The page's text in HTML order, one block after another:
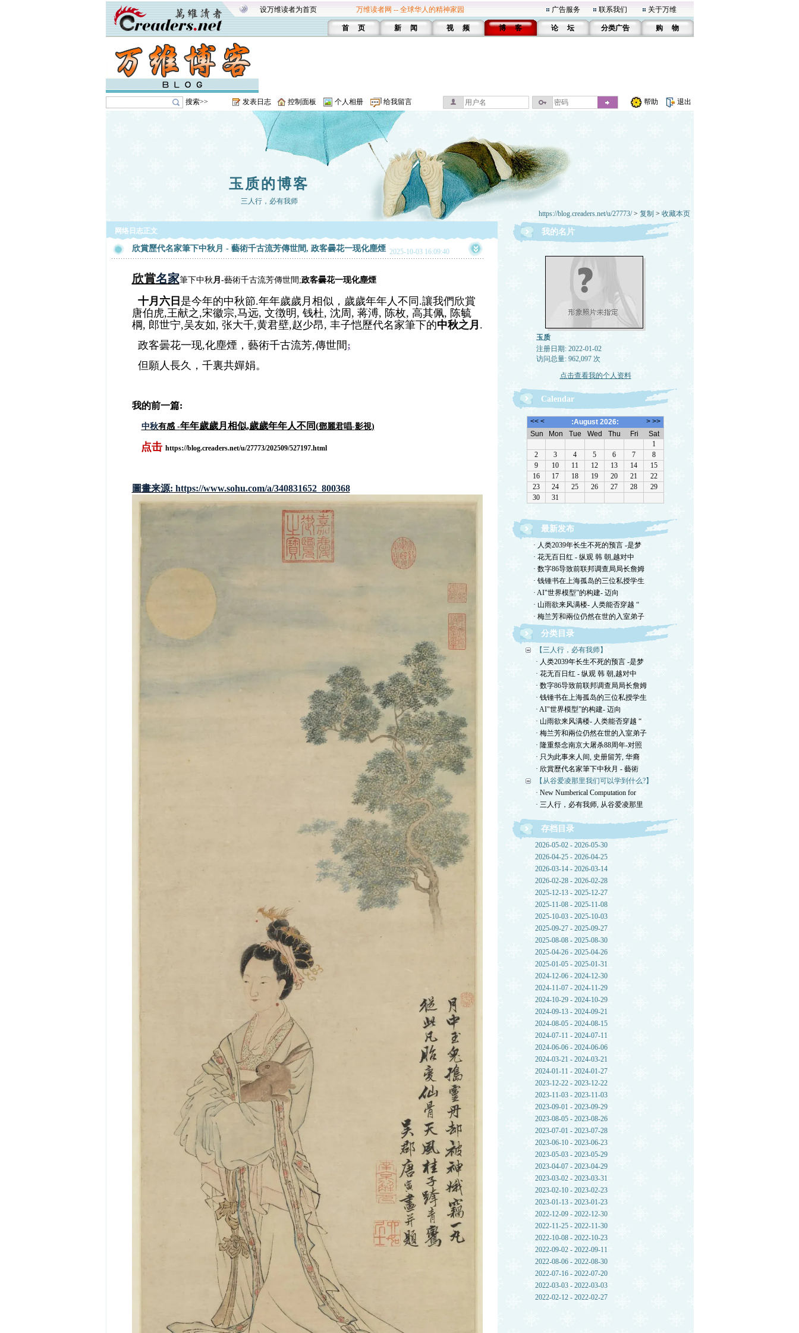
设万维读者为首页 万维读者网 -- 全球华人的精神家园 广告服务 联系我们 关于万维
首 页 新 闻 视 频 博 客 论 坛 分类广告 购 物
搜索>> 发表日志 控制面板 个人相册 给我留言 帮助 退出
玉质的博客
三人行，必有我师
https://blog.creaders.net/u/27773/> 复制 > 收藏本页
网络日志正文
欣賞歷代名家筆下中秋月 - 藝術千古流芳傳世間, 政客曇花一现化塵煙 2025-10-03 16:09:40
欣賞名家筆下中秋 月-藝術千古流芳傳世間;政客曇花一现化塵煙
十月六日 是今年的中秋節.年年歲歲月相似，歲歲年年人不同.讓我們欣賞
唐伯虎,王献之,宋徽宗,马远, 文徴明, 钱杜, 沈周, 蒋溥, 陈枚, 高其佩, 陈毓
棡, 郎世宁,吴友如, 张大千,黄君壁,赵少昂, 丰子恺歷代名家筆下的中秋之月 .
政客曇花一现,化塵煙 ，藝術千古流芳,傳世間;
但願人長久，千裏共嬋娟。
我的前一篇:
中秋有感 -年年歲歲月相似,歲歲年年人不同(鄧麗君唱-影視)
点击 https://blog.creaders.net/u/27773/202509/527197.html
圖畫来源: https://www.sohu.com/a/340831652_800368
我的名片
玉质
注册日期: 2022-01-02
访问总量: 962,097 次
点击查看我的个人资料
Calendar
最新发布
· 人类2039年长生不死的预言 -是梦
· 花无百日红 - 纵观 韩 朝,越对中
· 数字86导致前联邦调查局局长詹姆
· 钱锺书在上海孤岛的三位私授学生
· AI"世界模型”的构建- 迈向
· 山雨欲来风满楼- 人类能否穿越 “
· 梅兰芳和兩位仍然在世的入室弟子
分类目录
【三人行，必有我师】
· 人类2039年长生不死的预言 -是梦
· 花无百日红 - 纵观 韩 朝,越对中
· 数字86导致前联邦调查局局长詹姆
· 钱锺书在上海孤岛的三位私授学生
· AI"世界模型”的构建- 迈向
· 山雨欲来风满楼- 人类能否穿越 “
· 梅兰芳和兩位仍然在世的入室弟子
· 隆重祭念南京大屠杀88周年-对照
· 只为此事来人间, 史册留芳, 华裔
· 欣賞歷代名家筆下中秋月 - 藝術
【从谷爱凌那里我们可以学到什么?】
· New Numberical Computation for
· 三人行，必有我师, 从谷爱凌那里
存档目录
2026-05-02 - 2026-05-30
2026-04-25 - 2026-04-25
2026-03-14 - 2026-03-14
2026-02-28 - 2026-02-28
2025-12-13 - 2025-12-27
2025-11-08 - 2025-11-08
2025-10-03 - 2025-10-03
2025-09-27 - 2025-09-27
2025-08-08 - 2025-08-30
2025-04-26 - 2025-04-26
2025-01-05 - 2025-01-31
2024-12-06 - 2024-12-30
2024-11-07 - 2024-11-29
2024-10-29 - 2024-10-29
2024-09-13 - 2024-09-21
2024-08-05 - 2024-08-15
2024-07-11 - 2024-07-11
2024-06-06 - 2024-06-06
2024-03-21 - 2024-03-21
2024-01-11 - 2024-01-27
2023-12-22 - 2023-12-22
2023-11-03 - 2023-11-03
2023-09-01 - 2023-09-29
2023-08-05 - 2023-08-26
2023-07-01 - 2023-07-28
2023-06-10 - 2023-06-23
2023-05-03 - 2023-05-29
2023-04-07 - 2023-04-29
2023-03-02 - 2023-03-31
2023-02-10 - 2023-02-23
2023-01-13 - 2023-01-23
2022-12-09 - 2022-12-30
2022-11-25 - 2022-11-30
2022-10-08 - 2022-10-23
2022-09-02 - 2022-09-11
2022-08-06 - 2022-08-30
2022-07-16 - 2022-07-20
2022-03-03 - 2022-03-03
2022-02-12 - 2022-02-27